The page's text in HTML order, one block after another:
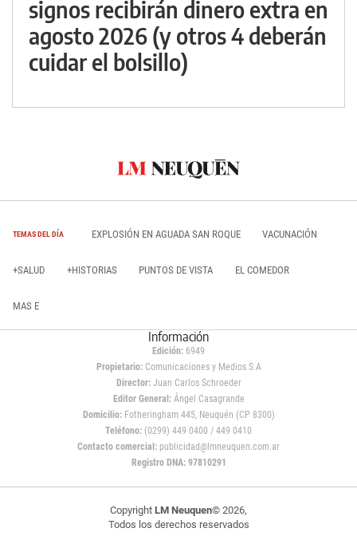
signos recibirán dinero extra en
agosto 2026 (y otros 4 deberán
cuidar el bolsillo)
TEMAS DEL DÍA EXPLOSIÓN EN AGUADA SAN ROQUE VACUNACIÓN
+SALUD +HISTORIAS PUNTOS DE VISTA EL COMEDOR
MAS E
Información
Edición: 6949
Propietario:Comunicaciones y Medios S.A
Director: Juan Carlos Schroeder
Editor General:Ángel Casagrande
Domicilio:Fotheringham 445, Neuquén (CP 8300)
Teléfono: (0299) 449 0400 / 449 0410
Contacto comercial: publicidad@lmneuquen.com.ar
Registro DNA: 97810291
Copyright LM Neuquen© 2026,
Todos los derechos reservados